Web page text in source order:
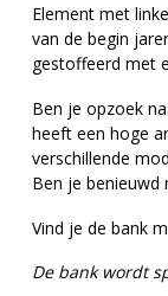
Element met
van de begin
gestoffeerd met
Ben je opzoek
heeft een hoge
verschillende
Ben je benieuwd
Vind je de bank
De bank wordt